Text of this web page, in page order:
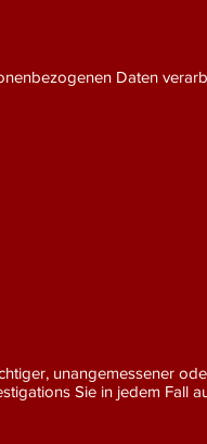
Daten
unangemessener
Sie in jedem Fall